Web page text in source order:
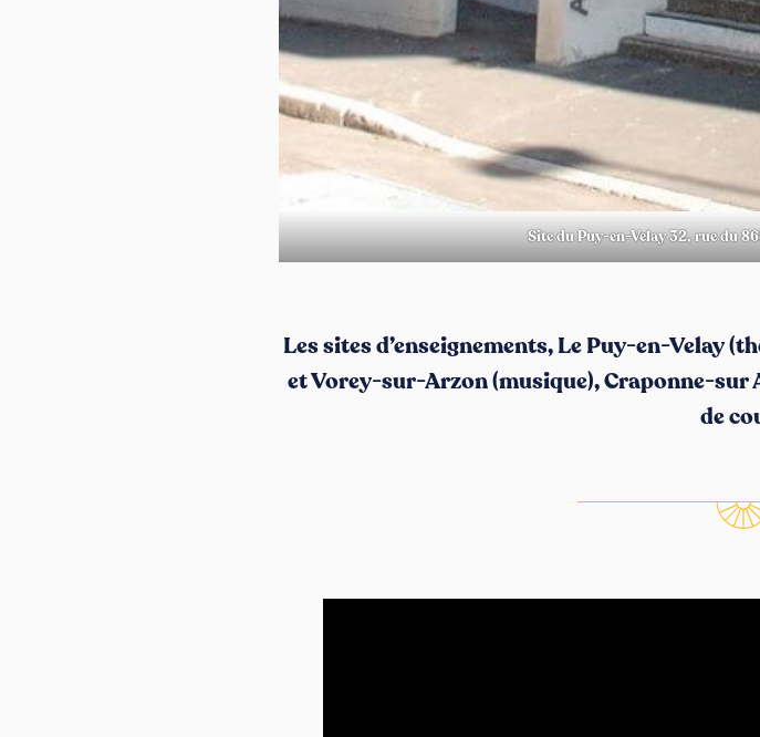
Site du Puy-en-Velay 32, rue du
Les sites d’enseignements, Le Puy-en-Velay
et Vorey-sur-Arzon (musique), Craponne-
de